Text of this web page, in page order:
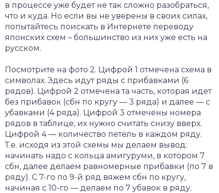
в процессе уже будет не так сложно разобраться,
что и куда. Но если вы не уверены в своих силах,
попытайтесь поискать в Интернете переводу
японских схем – большинство из них уже есть на
русском.
Посмотрите на фото 2. Цифрой 1 отмечена схема в
символах. Здесь идут ряды с прибавками (6
рядов). Цифрой 2 отмечена та часть, которая идет
без прибавок (сбн по кругу — 3 ряда) и далее — с
убавками (4 ряда). Цифрой 3 отмечены номера
рядов в таблице, их нужно считать снизу вверх.
Цифрой 4 — количество петель в каждом ряду.
Т.е. исходя из этой схемы мы делаем вывод:
начинать надо с кольца амигуруми, в котором 7
сбн, далее делаем равномерные прибавки (по 7 в
ряду). С 7-го по 9-й ряд вяжем сбн по кругу,
начиная с 10-го — делаем по 7 убавок в ряду.